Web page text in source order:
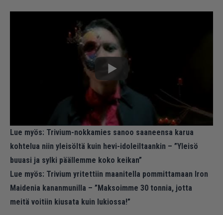
Lue myös: Trivium-nokkamies sanoo saaneensa karua
kohtelua niin yleisöltä kuin hevi-idoleiltaankin – ”Yleisö
buuasi ja sylki päällemme koko keikan”
Lue myös: Trivium yritettiin maanitella pommittamaan Iron
Maidenia kananmunilla – ”Maksoimme 30 tonnia, jotta
meitä voitiin kiusata kuin lukiossa!”